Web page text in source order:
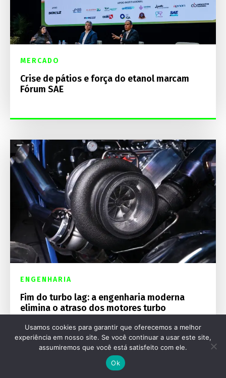
MERCADO
Crise de pátios e força do etanol marcam
Fórum SAE
ENGENHARIA
Fim do turbo lag: a engenharia moderna
elimina o atraso dos motores turbo
Usamos cookies para garantir que oferecemos a melhor
experiência em nosso site. Se você continuar a usar este site,
assumiremos que você está satisfeito com ele.
Ok